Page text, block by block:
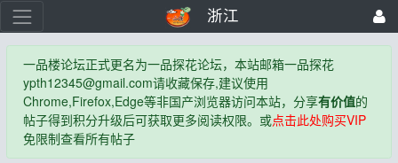
浙江
一品楼论坛正式更名为一品探花论坛，本站邮箱一品探花
ypth12345@gmail.com请收藏保存,建议使用
Chrome,Firefox,Edge等非国产浏览器访问本站，分享有价值的
帖子得到积分升级后可获取更多阅读权限。或点击此处购买VIP
免限制查看所有帖子